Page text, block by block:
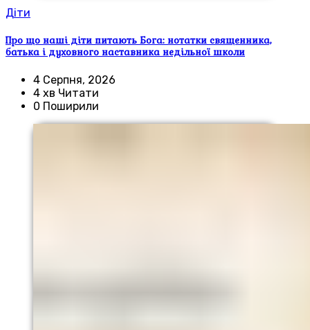
Діти
Про що наші діти питають Бога: нотатки священника,
батька і духовного наставника недільної школи
4 Серпня, 2026
4 хв Читати
0 Поширили